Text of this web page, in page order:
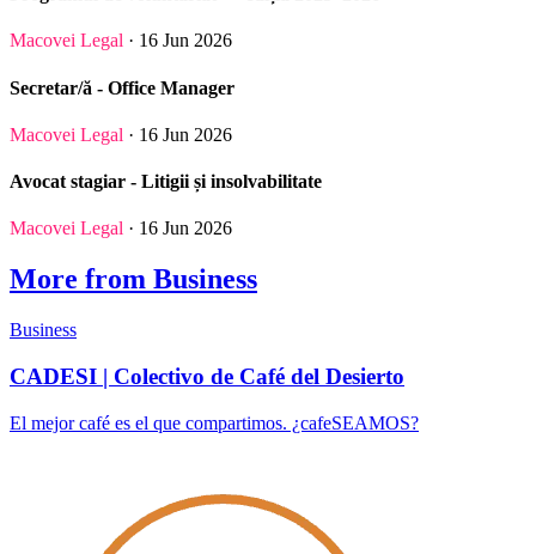
Macovei Legal · 16 Jun 2026
Secretar/ă - Office Manager
Macovei Legal · 16 Jun 2026
Avocat stagiar - Litigii și insolvabilitate
Macovei Legal · 16 Jun 2026
More from Business
Business
CADESI | Colectivo de Café del Desierto
El mejor café es el que compartimos. ¿cafeSEAMOS?